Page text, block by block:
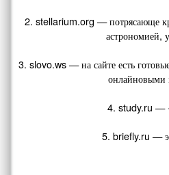
2. stellarium.org — потрясающе
астрономией,
3. slovo.ws — на сайте есть
онлайновыми
4. study.ru —
5. briefly.ru —